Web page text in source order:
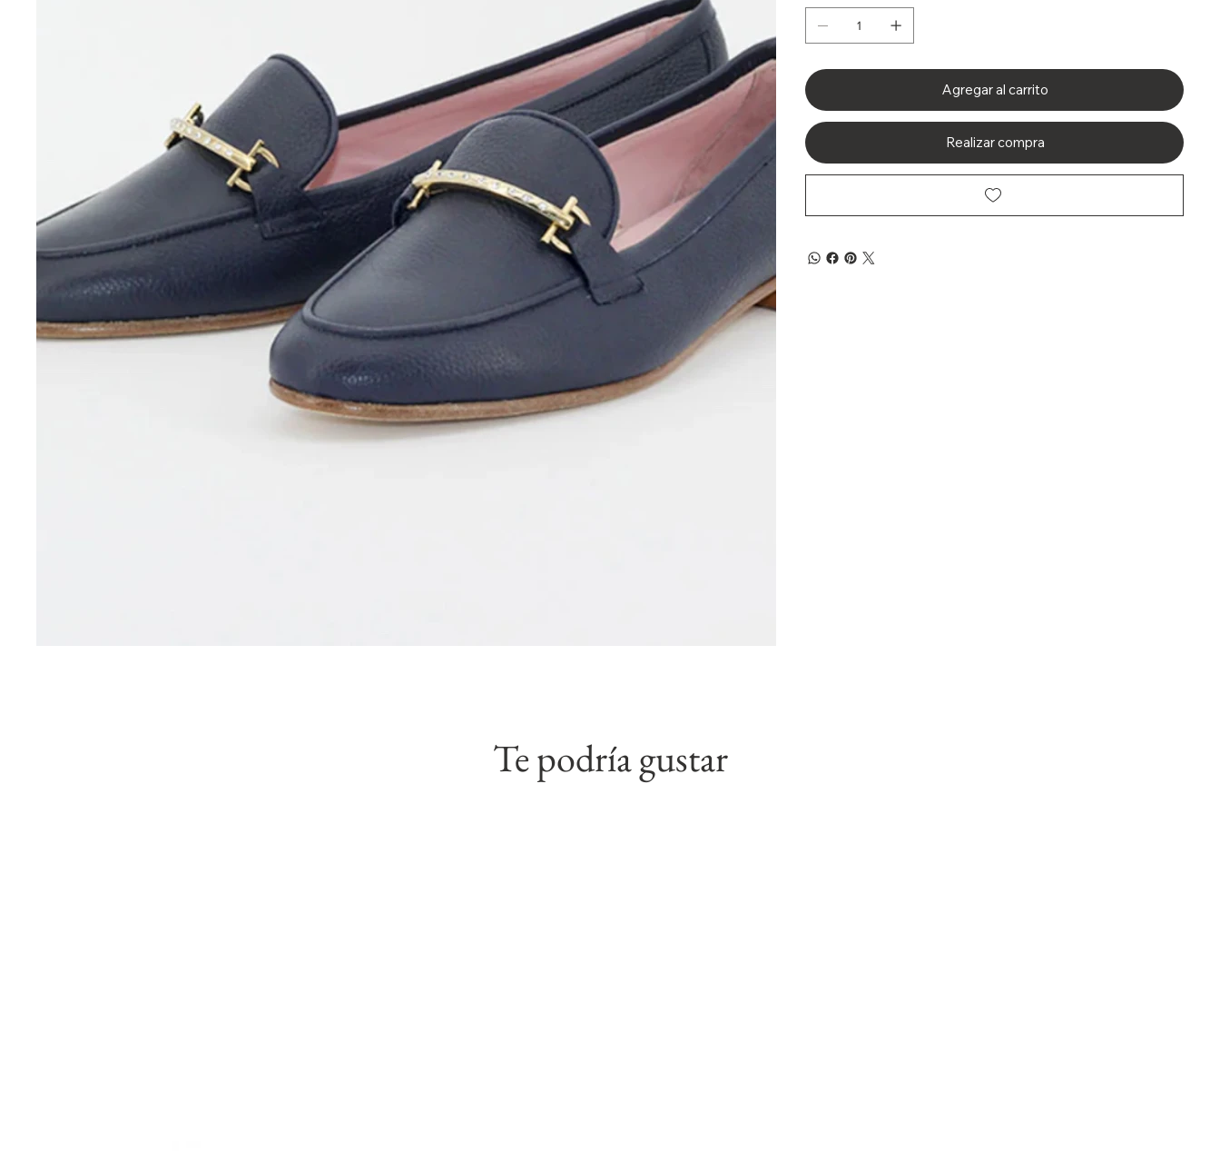
Agregar al carrito
Realizar compra
Te podría gustar